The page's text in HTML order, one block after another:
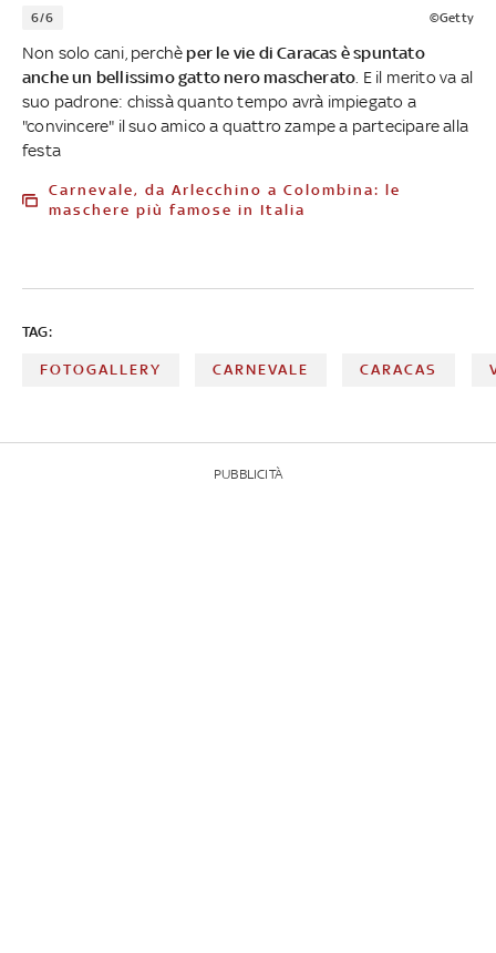
6/6 ©Getty
Non solo cani, perchè per le vie di Caracas è spuntato
anche un bellissimo gatto nero mascherato . E il merito va al
suo padrone: chissà quanto tempo avrà impiegato a
"convincere" il suo amico a quattro zampe a partecipare alla
festa
Carnevale, da Arlecchino a Colombina: le
maschere più famose in Italia
TAG:
FOTOGALLERY CARNEVALE CARACAS
PUBBLICITÀ